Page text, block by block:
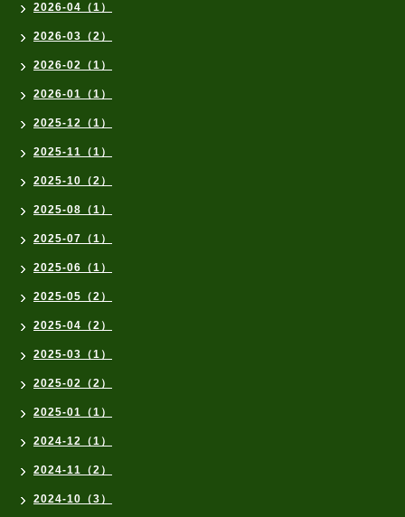
2026-04（1）
2026-03（2）
2026-02（1）
2026-01（1）
2025-12（1）
2025-11（1）
2025-10（2）
2025-08（1）
2025-07（1）
2025-06（1）
2025-05（2）
2025-04（2）
2025-03（1）
2025-02（2）
2025-01（1）
2024-12（1）
2024-11（2）
2024-10（3）